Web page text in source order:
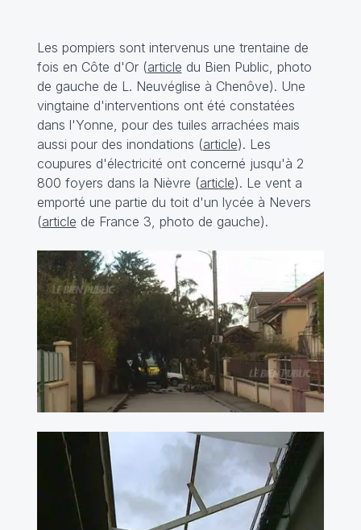
Les pompiers sont intervenus une trentaine de
fois en Côte d'Or (article du Bien Public, photo
de gauche de L. Neuvéglise à Chenôve). Une
vingtaine d'interventions ont été constatées
dans l'Yonne, pour des tuiles arrachées mais
aussi pour des inondations (article). Les
coupures d'électricité ont concerné jusqu'à 2
800 foyers dans la Nièvre (article). Le vent a
emporté une partie du toit d'un lycée à Nevers
(article de France 3, photo de gauche).